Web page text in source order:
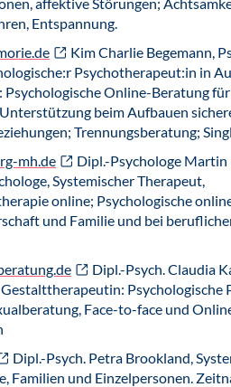
Entspannung.
Kim Charlie Begemann,
Psychotherapeut:in in
Online-Beratung
beim Aufbauen
Trennungsberatung;
mh.de
Dipl.-Psychologe Martin
Systemischer Therapeut,
online; Psychologische
und Familie und bei
Dipl.-Psych. Claudia
Psychologische
Face-to-face und
Dipl.-Psych. Petra Brookland,
Familien und Einzelpersonen.